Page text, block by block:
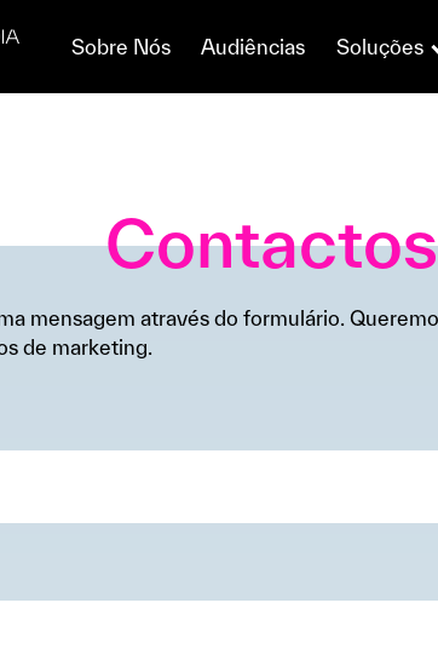
Sobre Nós Audiências Soluções
Contactos
mensagem através do formulário.
de marketing.